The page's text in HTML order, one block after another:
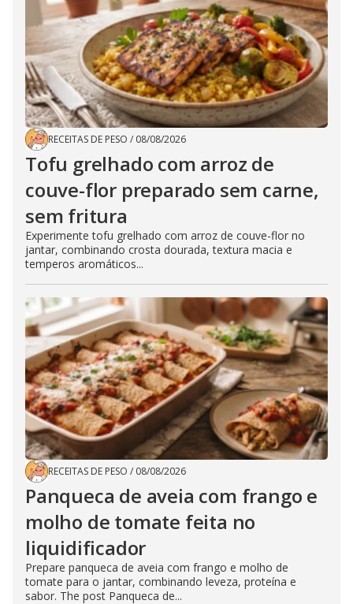
RECEITAS DE PESO / 08/08/2026
Tofu grelhado com arroz de
couve-flor preparado sem carne,
sem fritura
Experimente tofu grelhado com arroz de couve-flor no
jantar, combinando crosta dourada, textura macia e
temperos aromáticos...
RECEITAS DE PESO / 08/08/2026
Panqueca de aveia com frango e
molho de tomate feita no
liquidificador
Prepare panqueca de aveia com frango e molho de
tomate para o jantar, combinando leveza, proteína e
sabor. The post Panqueca de...